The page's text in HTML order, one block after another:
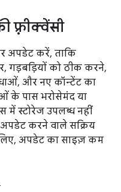
फ़्रीक्वेंसी
अपडेट करें, ताकि
गड़बड़ियों को ठीक करने,
और नए कॉन्टेंट का
के पास भरोसेमंद या
में स्टोरेज उपलब्ध नहीं
करने वाले सक्रिय
अपडेट का साइज़ कम